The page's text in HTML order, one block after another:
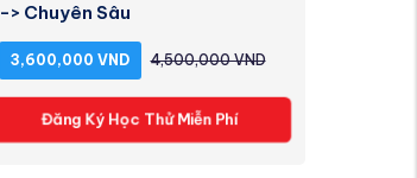
-> Chuyên Sâu
3,600,000 VND 4,500,000 VND
Đăng Ký Học Thử Miễn Phí